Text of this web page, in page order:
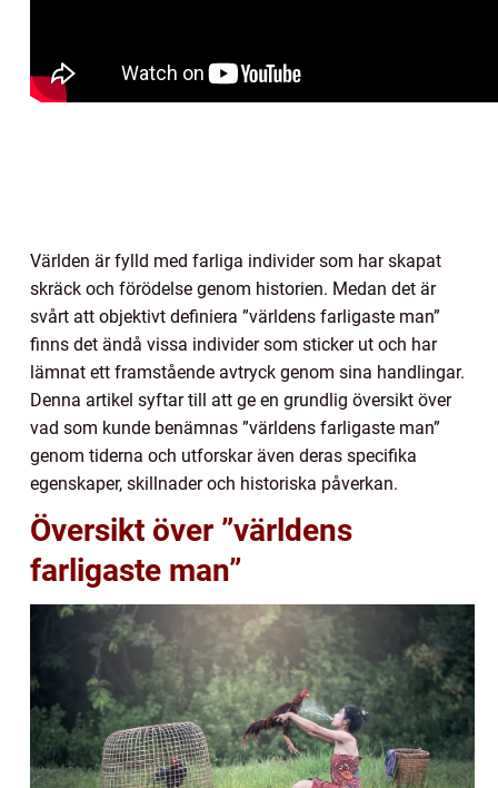
Världen är fylld med farliga individer som har skapat
skräck och förödelse genom historien. Medan det är
svårt att objektivt definiera ”världens farligaste man”
finns det ändå vissa individer som sticker ut och har
lämnat ett framstående avtryck genom sina handlingar.
Denna artikel syftar till att ge en grundlig översikt över
vad som kunde benämnas ”världens farligaste man”
genom tiderna och utforskar även deras specifika
egenskaper, skillnader och historiska påverkan.
Översikt över ”världens
farligaste man”